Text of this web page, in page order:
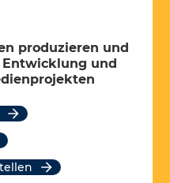
produzieren und
und